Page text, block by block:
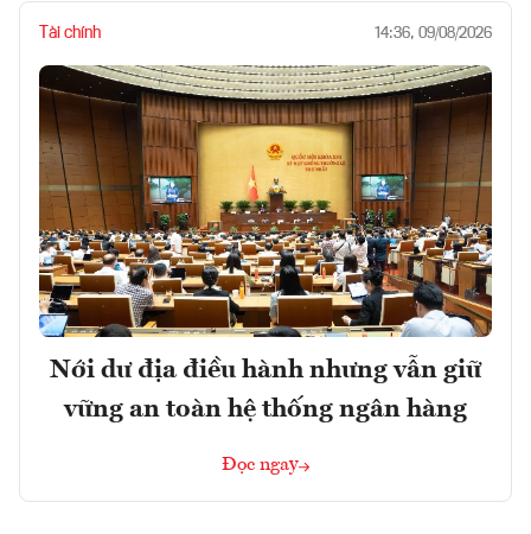
Tài chính 14:36, 09/08/2026
Nới dư địa điều hành nhưng vẫn giữ
vững an toàn hệ thống ngân hàng
Đọc ngay